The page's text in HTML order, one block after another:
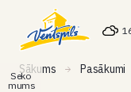
Sākums Pasākumi
Seko
mums